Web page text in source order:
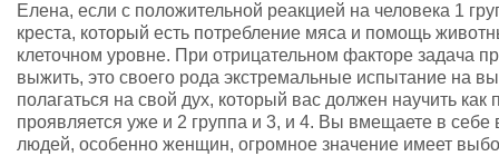
Елена, если с положительной реакцией на человека 1
креста, который есть потребление мяса и помощь
клеточном уровне. При отрицательном факторе задача
выжить, это своего рода экстремальные испытание на
полагаться на свой дух, который вас должен научить как
проявляется уже и 2 группа и 3, и 4. Вы вмещаете в себе
людей, особенно женщин, огромное значение имеет